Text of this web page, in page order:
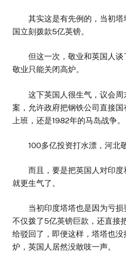
其实这是有先例的，当初塔
国立刻拨款5亿英镑。
但这一次，敬业和英国人谈
敬业只能关闭高炉。
这下英国人很生气，议会周
案，允许政府把钢铁公司直接
上班，还是1982年的马岛战争。
100多亿投资打水漂，河北
而且，要是把英国人对印度
就更生气了。
当初印度塔塔也是因为亏损
不仅拨了5亿英镑巨款，还直接
给驳回了，即便这样，塔塔也
炉，英国人居然没敢吱一声。